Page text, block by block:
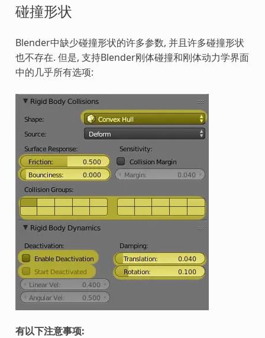
碰撞形状
Blender中缺少碰撞形状的许多参数, 并且许多碰撞形状
也不存在. 但是, 支持Blender刚体碰撞和刚体动力学界面
中的几乎所有选项:
有以下注意事项: